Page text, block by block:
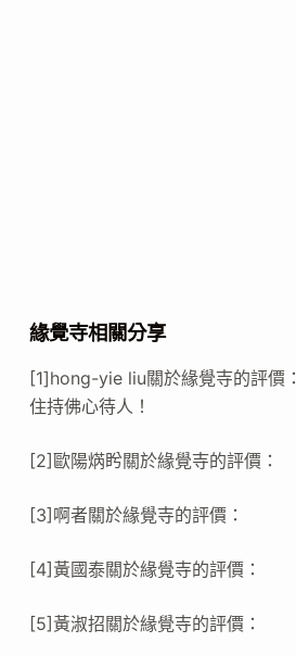
緣覺寺相關分享
[1]hong-yie liu關於緣覺寺的評價：
住持佛心待人！
[2]歐陽焫盻關於緣覺寺的評價：
[3]啊者關於緣覺寺的評價：
[4]黃國泰關於緣覺寺的評價：
[5]黃淑招關於緣覺寺的評價：